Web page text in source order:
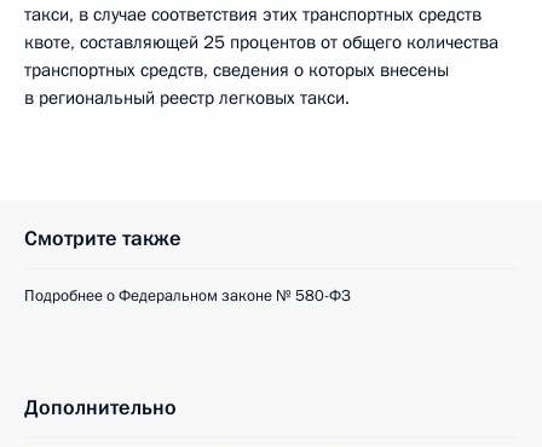
такси, в случае соответствия этих транспортных средств
квоте, составляющей 25 процентов от общего количества
транспортных средств, сведения о которых внесены
в региональный реестр легковых такси.
Смотрите также
Подробнее о Федеральном законе № 580-ФЗ
Дополнительно